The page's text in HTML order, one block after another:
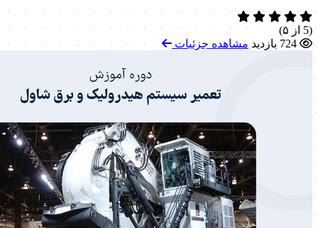
(5 از ۵)
724 بازدید
مشاهده جزئیات